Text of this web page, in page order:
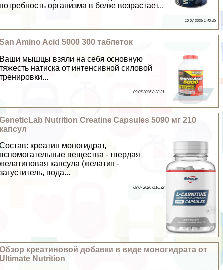
потребность организма в белке возрастает...
10 07 2026 1:40:35
San Amino Acid 5000 300 таблеток
Ваши мышцы взяли на себя основную
тяжесть натиска от интенсивной силовой
тренировки...
09 07 2026 8:23:21
GeneticLab Nutrition Creatine Capsules 5090 мг 210
капсул
Состав: креатин моногидрат,
вспомогательные вещества - твердая
желатиновая капсула (желатин -
загуститель, вода...
08 07 2026 0:16:32
Обзор креатиновой добавки в виде моногидрата от
Ultimate Nutrition